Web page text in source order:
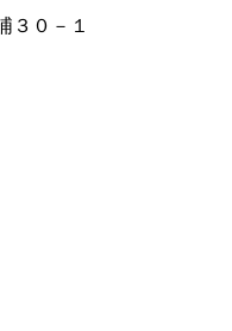
３０－１